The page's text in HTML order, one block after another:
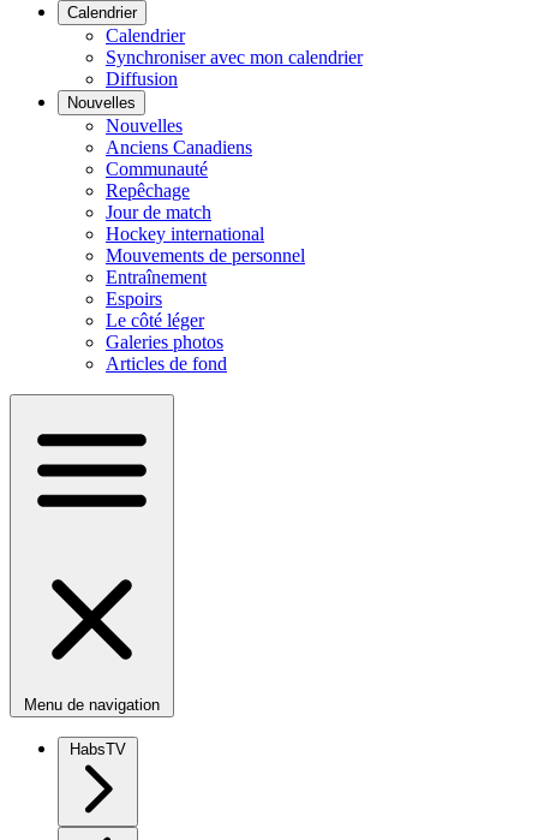
Calendrier
Calendrier
Synchroniser avec mon calendrier
Diffusion
Nouvelles
Nouvelles
Anciens Canadiens
Communauté
Repêchage
Jour de match
Hockey international
Mouvements de personnel
Entraînement
Espoirs
Le côté léger
Galeries photos
Articles de fond
Menu de navigation
HabsTV